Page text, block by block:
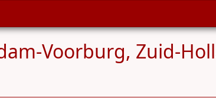
Voorburg, Zuid-